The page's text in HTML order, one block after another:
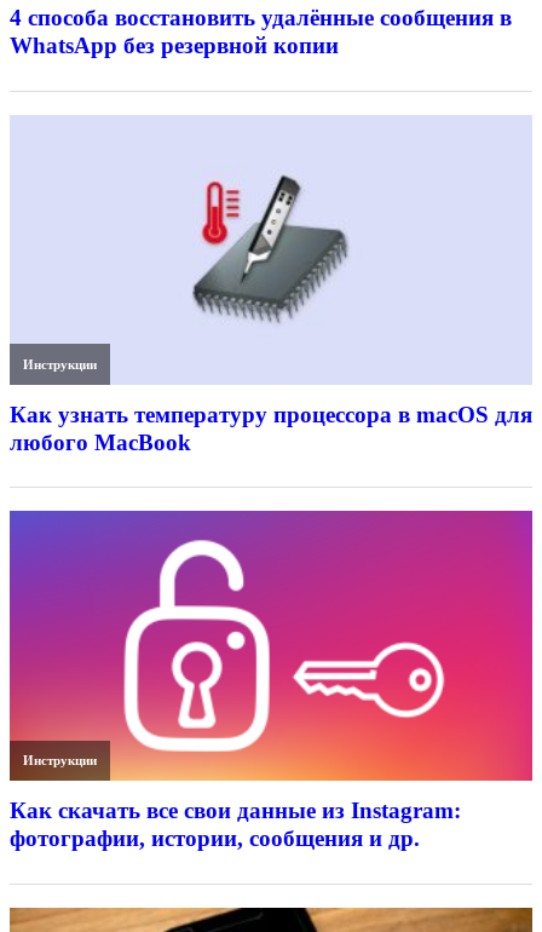
4 способа восстановить удалённые сообщения в
WhatsApp без резервной копии
Инструкции
Как узнать температуру процессора в macOS для
любого MacBook
Инструкции
Как скачать все свои данные из Instagram:
фотографии, истории, сообщения и др.